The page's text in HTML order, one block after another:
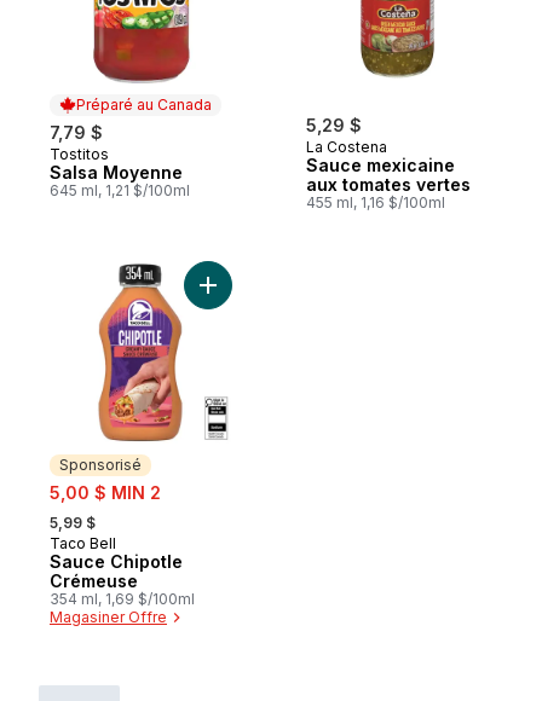
Préparé au Canada
7,79 $
Préparé au Canada
Tostitos
Salsa Moyenne
645 ml, 1,21 $/100ml
5,29 $
La Costena
Sauce mexicaine
aux tomates vertes
455 ml, 1,16 $/100ml
Sponsorisé
sale:
5,00 $ MIN 2
, formerly:
5,99 $
Sponsorisé
Taco Bell
Sauce Chipotle
Crémeuse
354 ml, 1,69 $/100ml
Magasiner Offre
Ajouter Sauce Chipotle Crémeuse au